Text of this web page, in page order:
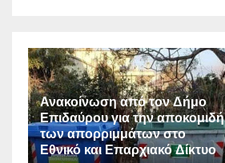
Ανακοίνωση από τον Δήμο
Επιδαύρου για την αποκομιδή
των απορριμμάτων στο
Εθνικό και Επαρχιακό Δίκτυο